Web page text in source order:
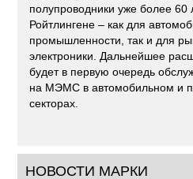
полупроводники уже более 60
Ройтлингене – как для
промышленности, так и для
электроники. Дальнейшее
будет в первую очередь
на МЭМС в автомобильном и
секторах.
НОВОСТИ МАРКИ